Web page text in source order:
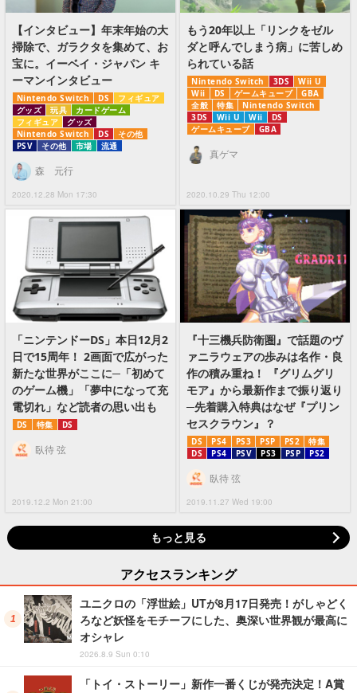
【インタビュー】年末年始の大
掃除で、ガラクタを集めて、お
宝に。イーベイ・ジャパン キ
ーマンインタビュー
Nintendo Switch DS
フィギュア
グッズ
玩具
カードゲーム
フィギュア
グッズ
Nintendo Switch
DS
その他
PSV
その他 市場 流通
2020.12.28 Mon 17:30
森 元行
もう20年以上「リンクをゼル
ダと呼んでしまう病」に苦しめ
られている話
Nintendo Switch 3DS
Wii U
Wii
DS ゲームキューブ
GBA
全般
特集
Nintendo Switch
3DS
Wii U Wii
DS
ゲームキューブ
GBA
2020.10.29 Thu 12:00
真ゲマ
「ニンテンドーDS」本日12月2
日で15周年！ 2画面で広がった
新たな世界がここに─「初めて
のゲーム機」「夢中になって充
電切れ」など読者の思い出も
DS 特集 DS
2019.12.2 Mon 21:00
臥待 弦
『十三機兵防衛圏』で話題のヴ
ァニラウェアの歩みは名作・良
作の積み重ね！ 『グリムグリ
モア』から最新作まで振り返り
─先着購入特典はなぜ『プリン
セスクラウン』？
DS PS4 PS3 PSP PS2
特集
DS
PS4 PSV PS3 PSP PS2
2019.11.27 Wed 19:00
臥待 弦
もっと見る
アクセスランキング
ユニクロの「浮世絵」UTが8月17日発売！がしゃどく
ろなど妖怪をモチーフにした、奥深い世界観が最高に
オシャレ
2026.8.9 Sun 0:10
「トイ・ストーリー」新作一番くじが発売決定！A賞